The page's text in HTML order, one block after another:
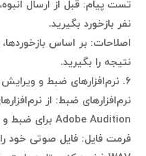
تست پیام: قبل از ارسال
نفر بازخورد بگیرید.
اصلاحات: بر اساس
نتیجه را بگیرید.
۶. نرم‌افزارهای ضبط و ویرایش
Adobe Audition برای ضبط و ویرایش صدا استفاده کنید.